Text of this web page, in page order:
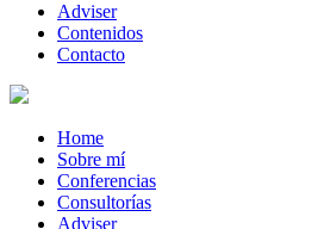
Adviser
Contenidos
Contacto
Home
Sobre mí
Conferencias
Consultorías
Adviser